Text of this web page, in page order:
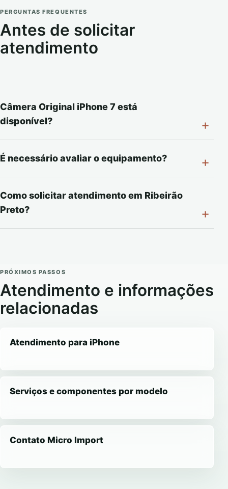
PERGUNTAS FREQUENTES
Antes de solicitar
atendimento
Câmera Original iPhone 7 está
disponível?
É necessário avaliar o equipamento?
Como solicitar atendimento em Ribeirão
Preto?
PRÓXIMOS PASSOS
Atendimento e informações
relacionadas
Atendimento para iPhone
Serviços e componentes por modelo
Contato Micro Import